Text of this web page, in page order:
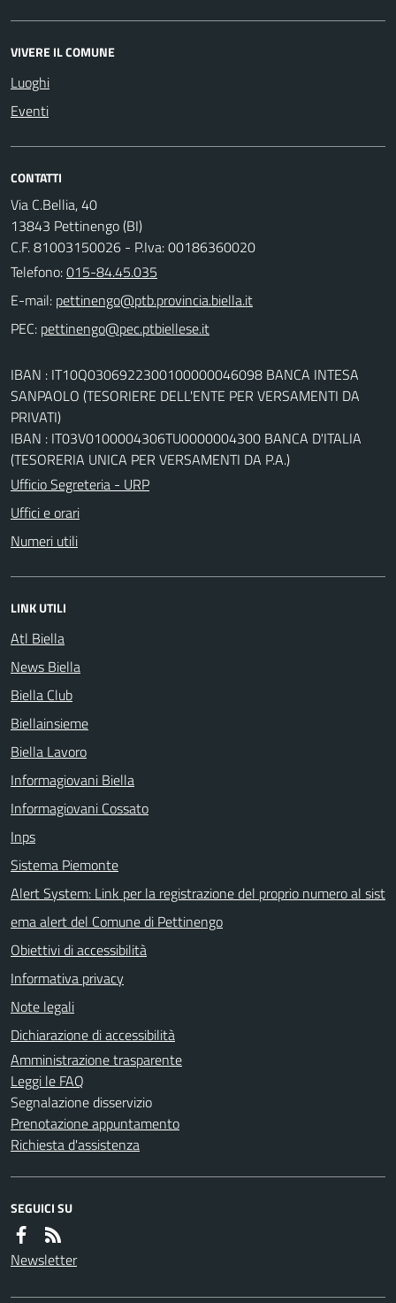
VIVERE IL COMUNE
Luoghi
Eventi
CONTATTI
Via C.Bellia, 40
13843 Pettinengo (BI)
C.F. 81003150026 - P.Iva: 00186360020
Telefono:015-84.45.035
E-mail:
PEC:
IBAN : IT10Q0306922300100000046098 BANCA INTESA
SANPAOLO (TESORIERE DELL'ENTE PER VERSAMENTI DA
PRIVATI)
IBAN : IT03V0100004306TU0000004300 BANCA D'ITALIA
(TESORERIA UNICA PER VERSAMENTI DA P.A.)
Ufficio Segreteria - URP
Uffici e orari
Numeri utili
LINK UTILI
Atl Biella
News Biella
Biella Club
Biellainsieme
Biella Lavoro
Informagiovani Biella
Informagiovani Cossato
Inps
Sistema Piemonte
Alert System: Link per la registrazione del proprio numero al sist
ema alert del Comune di Pettinengo
Obiettivi di accessibilità
Informativa privacy
Note legali
Dichiarazione di accessibilità
Amministrazione trasparente
Leggi le FAQ
Segnalazione disservizio
Prenotazione appuntamento
Richiesta d'assistenza
SEGUICI SU
Newsletter